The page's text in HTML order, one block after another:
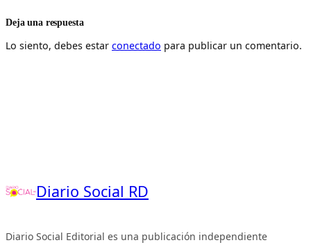
Deja una respuesta
Lo siento, debes estar conectado para publicar un comentario.
Diario Social RD
Diario Social Editorial es una publicación independiente